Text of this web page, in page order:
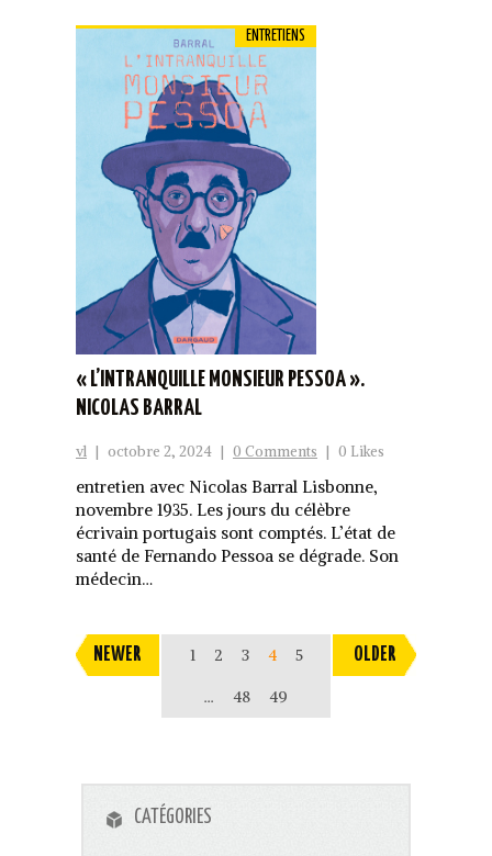
ENTRETIENS
« L’INTRANQUILLE MONSIEUR PESSOA ».
NICOLAS BARRAL
vl | octobre 2, 2024 | 0 Comments | 0 Likes
entretien avec Nicolas Barral Lisbonne,
novembre 1935. Les jours du célèbre
écrivain portugais sont comptés. L’état de
santé de Fernando Pessoa se dégrade. Son
médecin…
NEWER 1 2 3 4 5
… 48 49
OLDER
CATÉGORIES